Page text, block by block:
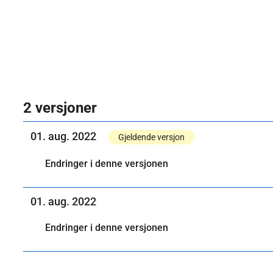
2 versjoner
01. aug. 2022 Gjeldende versjon
Endringer i denne versjonen
01. aug. 2022
Endringer i denne versjonen